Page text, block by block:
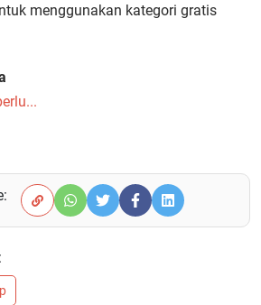
menggunakan kategori gratis